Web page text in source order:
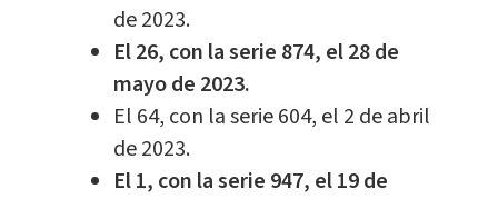
de 2023.
El 26, con la serie 874, el 28 de
mayo de 2023.
El 64, con la serie 604, el 2 de abril
de 2023.
El 1, con la serie 947, el 19 de